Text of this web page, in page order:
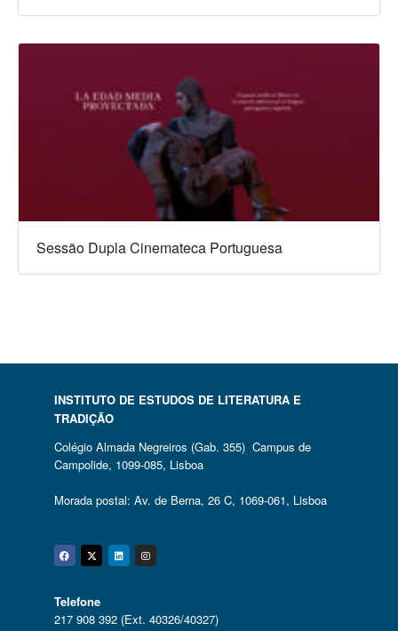
Sessão Dupla Cinemateca Portuguesa
INSTITUTO DE ESTUDOS DE LITERATURA E
TRADIÇÃO
Colégio Almada Negreiros (Gab. 355) Campus de
Campolide, 1099-085, Lisboa
Morada postal: Av. de Berna, 26 C, 1069-061, Lisboa
Facebook
Twitter
Linkedin
Instagram
Telefone
217 908 392 (Ext. 40326/40327)